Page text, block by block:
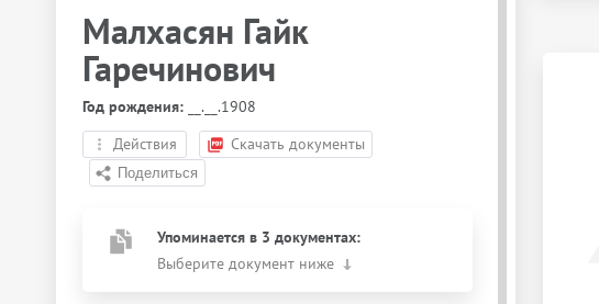
Малхасян Гайк
Гаречинович
Год рождения: __.__.1908
Действия
Скачать документы
Упоминается в 3 документах:
Выберите документ ниже